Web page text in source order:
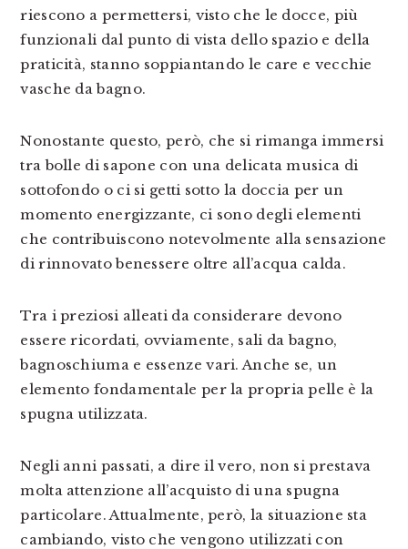
riescono a permettersi, visto che le docce, più
funzionali dal punto di vista dello spazio e della
praticità, stanno soppiantando le care e vecchie
vasche da bagno.
Nonostante questo, però, che si rimanga immersi
tra bolle di sapone con una delicata musica di
sottofondo o ci si getti sotto la doccia per un
momento energizzante, ci sono degli elementi
che contribuiscono notevolmente alla sensazione
di rinnovato benessere oltre all’acqua calda.
Tra i preziosi alleati da considerare devono
essere ricordati, ovviamente, sali da bagno,
bagnoschiuma e essenze vari. Anche se, un
elemento fondamentale per la propria pelle è la
spugna utilizzata.
Negli anni passati, a dire il vero, non si prestava
molta attenzione all’acquisto di una spugna
particolare. Attualmente, però, la situazione sta
cambiando, visto che vengono utilizzati con